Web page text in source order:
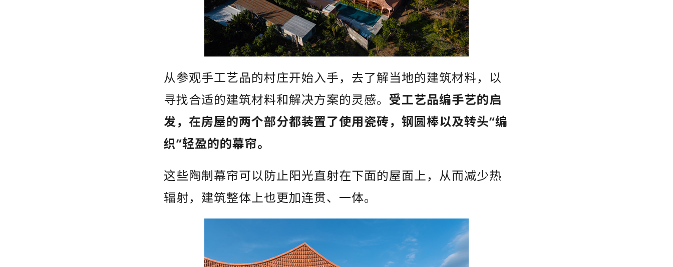
从参观手工艺品的村庄开始入手，去了解当地的建筑材料，以
寻找合适的建筑材料和解决方案的灵感。 受工艺品编手艺的启
发，在房屋的两个部分都装置了使用瓷砖，钢圆棒以及转头“编
织”轻盈的的幕帘。
这些陶制幕帘可以防止阳光直射在下面的屋面上，从而减少热
辐射，建筑整体上也更加连贯、一体。